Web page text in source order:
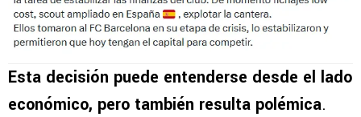
Esta decisión puede entenderse desde el lado
económico, pero también resulta polémica.